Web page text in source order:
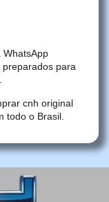
WhatsApp
preparados para
cnh original
todo o Brasil.